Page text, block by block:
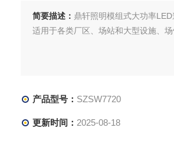
简要描述： 鼎轩照明模组式大功率
适用于各类厂区、场站和大型设施、
产品型号： SZSW7720
更新时间： 2025-08-18